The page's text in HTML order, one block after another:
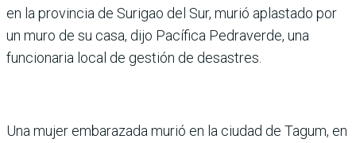
en la provincia de Surigao del Sur, murió aplastado por
un muro de su casa, dijo Pacífica Pedraverde, una
funcionaria local de gestión de desastres.
Una mujer embarazada murió en la ciudad de Tagum, en